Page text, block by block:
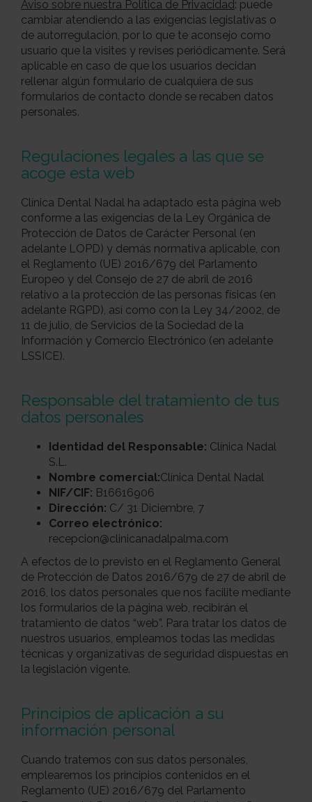
Aviso sobre nuestra Política de Privacidad: puede
cambiar atendiendo a las exigencias legislativas o
de autorregulación, por lo que te aconsejo como
usuario que la visites y revises periódicamente. Será
aplicable en caso de que los usuarios decidan
rellenar algún formulario de cualquiera de sus
formularios de contacto donde se recaben datos
personales.
Regulaciones legales a las que se
acoge esta web
Clínica Dental Nadal ha adaptado esta página web
conforme a las exigencias de la Ley Orgánica de
Protección de Datos de Carácter Personal (en
adelante LOPD) y demás normativa aplicable, con
el Reglamento (UE) 2016/679 del Parlamento
Europeo y del Consejo de 27 de abril de 2016
relativo a la protección de las personas físicas (en
adelante RGPD), así como con la Ley 34/2002, de
11 de julio, de Servicios de la Sociedad de la
Información y Comercio Electrónico (en adelante
LSSICE).
Responsable del tratamiento de tus
datos personales
Identidad del Responsable: Clínica Nadal
S.L.
Nombre comercial:Clínica Dental Nadal
NIF/CIF: B16616906
Dirección: C/ 31 Diciembre, 7
Correo electrónico:
recepcion@clinicanadalpalma.com
A efectos de lo previsto en el Reglamento General
de Protección de Datos 2016/679 de 27 de abril de
2016, los datos personales que nos facilite mediante
los formularios de la página web, recibirán el
tratamiento de datos “web”. Para tratar los datos de
nuestros usuarios, empleamos todas las medidas
técnicas y organizativas de seguridad dispuestas en
la legislación vigente.
Principios de aplicación a su
información personal
Cuando tratemos con sus datos personales,
emplearemos los principios contenidos en el
Reglamento (UE) 2016/679 del Parlamento